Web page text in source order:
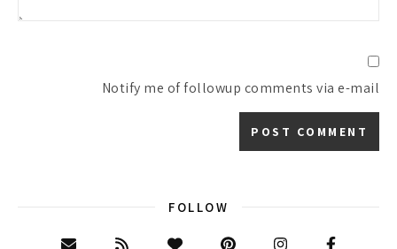
Notify me of followup comments via e-mail
FOLLOW